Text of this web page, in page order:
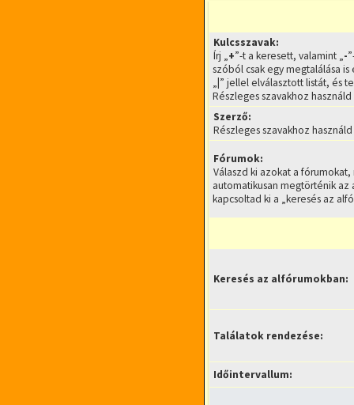
Kulcsszavak:
Írj „+”-t a keresett, valamint „-
szóból csak egy megtalálása
„ ” jellel elválasztott listát, és
Részleges szavakhoz
Szerző:
Részleges szavakhoz
Fórumok:
Válaszd ki azokat a
automatikusan megtörténik az
kapcsoltad ki a „keresés az
Keresés az alfórumokban:
Találatok rendezése:
Időintervallum: